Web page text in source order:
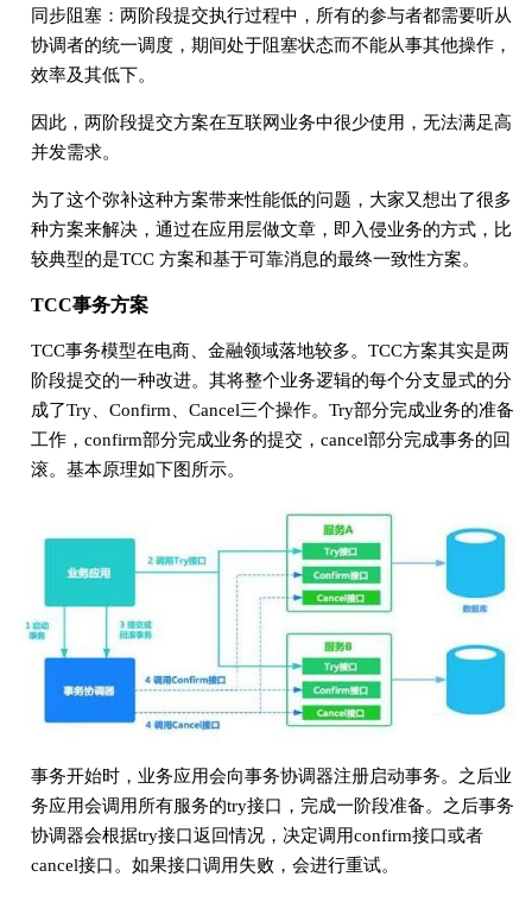
同步阻塞：两阶段提交执行过程中，所有的参与者都需要听从
协调者的统一调度，期间处于阻塞状态而不能从事其他操作，
效率及其低下。
因此，两阶段提交方案在互联网业务中很少使用，无法满足高
并发需求。
为了这个弥补这种方案带来性能低的问题，大家又想出了很多
种方案来解决，通过在应用层做文章，即入侵业务的方式，比
较典型的是TCC 方案和基于可靠消息的最终一致性方案。
TCC事务方案
TCC事务模型在电商、金融领域落地较多。TCC方案其实是两
阶段提交的一种改进。其将整个业务逻辑的每个分支显式的分
成了Try、Confirm、Cancel三个操作。Try部分完成业务的准备
工作，confirm部分完成业务的提交，cancel部分完成事务的回
滚。基本原理如下图所示。
事务开始时，业务应用会向事务协调器注册启动事务。之后业
务应用会调用所有服务的try接口，完成一阶段准备。之后事务
协调器会根据try接口返回情况，决定调用confirm接口或者
cancel接口。如果接口调用失败，会进行重试。